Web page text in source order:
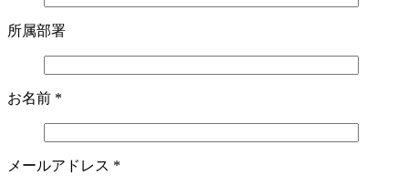
所属部署
お名前 *
メールアドレス *